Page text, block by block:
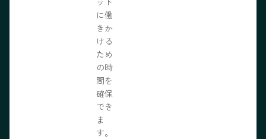
に働
きか
ける
ため
の時
間を
確保
でき
ま
す。